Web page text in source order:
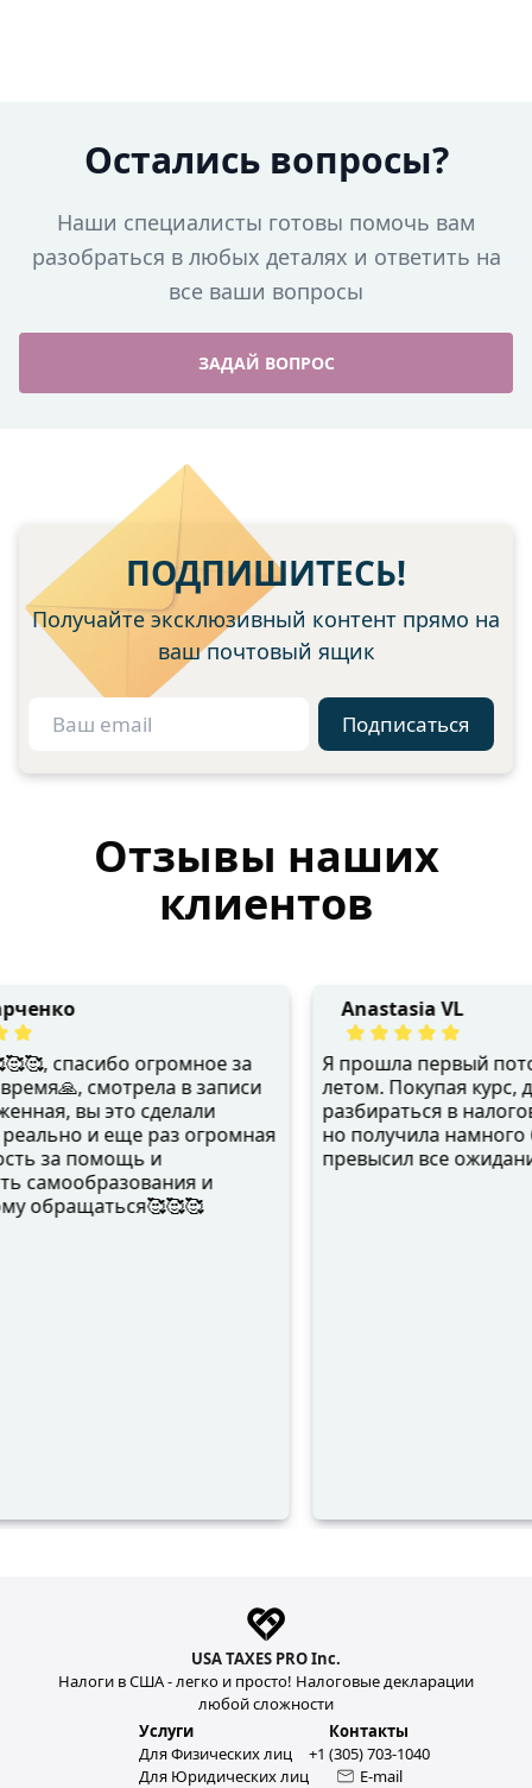
Остались вопросы?
Наши специалисты готовы помочь вам
разобраться в любых деталях и ответить на
все ваши вопросы
ЗАДАЙ ВОПРОС
ПОДПИШИТЕСЬ!
Получайте эксклюзивный контент прямо на
ваш почтовый ящик
Подписаться
Отзывы наших
клиентов
спасибо огромное за
смотрела в записи
вы это сделали
и еще раз огромная
за помощь и
самообразования и
обращаться🥰🥰🥰
Anastasia VL
Я прошла первый
летом. Покупая курс,
разбираться в
но получила намного
превысил все
USA TAXES PRO Inc.
Налоги в США - легко и просто! Налоговые декларации
любой сложности
Услуги
Для Физических лиц
Для Юридических лиц
Контакты
+1 (305) 703-1040
E-mail